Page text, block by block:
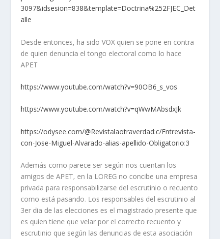
3097&idsesion=838&template=Doctrina%252FJEC_Det
alle
Desde entonces, ha sido VOX quien se pone en contra
de quien denuncia el tongo electoral como lo hace
APET
https://www.youtube.com/watch?v=90OB6_s_vos
https://www.youtube.com/watch?v=qWwMAbsdxJk
https://odysee.com/@Revistalaotraverdad:c/Entrevista-
con-Jose-Miguel-Alvarado-alias-apellido-Obligatorio:3
Además como parece ser según nos cuentan los
amigos de APET, en la LOREG no concibe una empresa
privada para responsabilizarse del escrutinio o recuento
como está pasando. Los responsables del escrutinio al
3er dia de las elecciones es el magistrado presente que
es quien tiene que velar por el correcto recuento y
escrutinio que según las denuncias de esta asociación